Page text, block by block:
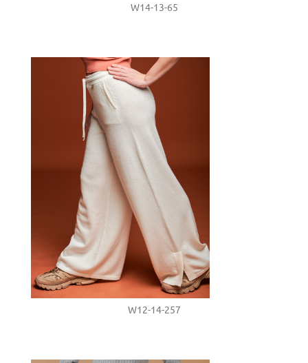
W14-13-65
W12-14-257